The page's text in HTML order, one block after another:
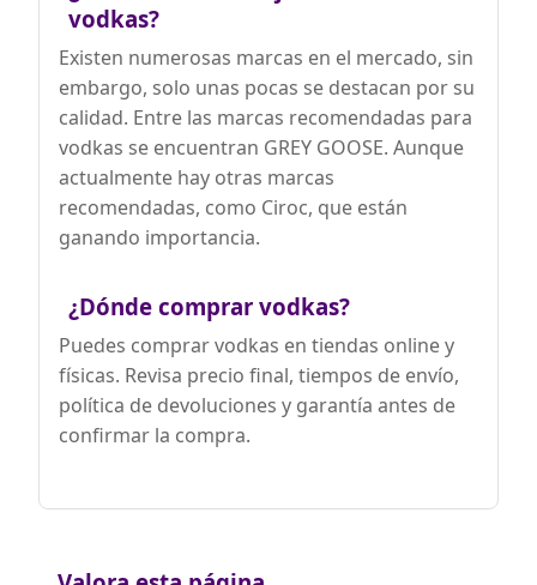
vodkas?
Existen numerosas marcas en el mercado, sin
embargo, solo unas pocas se destacan por su
calidad. Entre las marcas recomendadas para
vodkas se encuentran GREY GOOSE. Aunque
actualmente hay otras marcas
recomendadas, como Ciroc, que están
ganando importancia.
¿Dónde comprar vodkas?
Puedes comprar vodkas en tiendas online y
físicas. Revisa precio final, tiempos de envío,
política de devoluciones y garantía antes de
confirmar la compra.